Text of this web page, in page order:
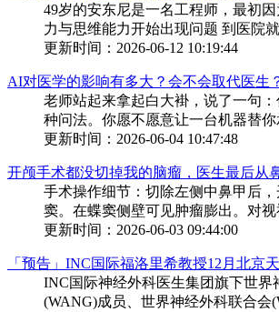
49岁的安东尼是一名工程师，最初
力与思维能力开始出现问题 到医院
更新时间：2026-06-12 10:19:44
AI对医学的影响有多大？会不会取代医生
老师站起来拿起白大褂，说了一句
种问法。你愿不愿意让一台机器替你
更新时间：2026-06-04 10:47:48
开颅手术都没切掉我的脑瘤，医生最后从
手术操作细节：切除左侧中鼻甲后
窦。在蝶窦侧壁可见肿瘤膨出。对视
更新时间：2026-06-03 09:44:00
「预告」INC国际福洛里希教授12月北京
INC国际神经外科医生集团旗下世界
(WANG)成员、世界神经外科联合会